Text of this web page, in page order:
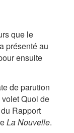
que le
présenté au
ensuite
de parution
Quoi de
Rapport
La Nouvelle.